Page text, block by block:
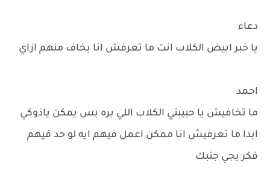
دعاء
يا خبر ابيض الكلاب انت ما تعرفش انا بخاف منهم ازاي
احمد
ما تخافيش يا حبيبتي الكلاب اللي بره بس يمكن ياذوكي
ابدا ما تعرفيش انا ممكن اعمل فيهم ايه لو حد فيهم
فكر يجي جنبك